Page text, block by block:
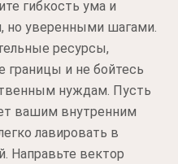
гибкость ума и
но уверенными шагами.
ресурсы,
и не бойтесь
нуждам. Пусть
вашим внутренним
лавировать в
Направьте вектор